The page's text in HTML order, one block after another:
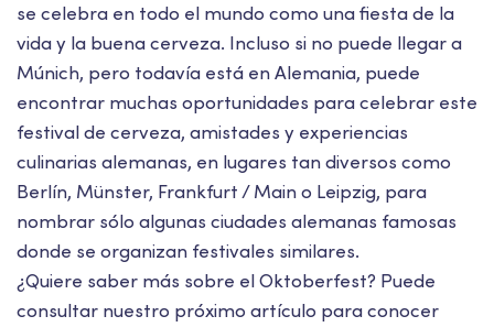
se celebra en todo el mundo como una fiesta de la
vida y la buena cerveza. Incluso si no puede llegar a
Múnich, pero todavía está en Alemania, puede
encontrar muchas oportunidades para celebrar este
festival de cerveza, amistades y experiencias
culinarias alemanas, en lugares tan diversos como
Berlín, Münster, Frankfurt / Main o Leipzig, para
nombrar sólo algunas ciudades alemanas famosas
donde se organizan festivales similares.
¿Quiere saber más sobre el Oktoberfest? Puede
consultar nuestro próximo artículo para conocer